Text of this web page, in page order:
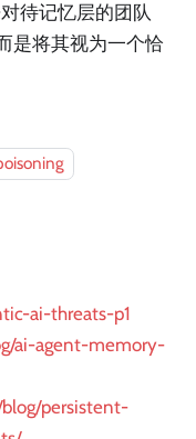
待记忆层的团队
是将其视为一个恰
ai-threats-p1
ai-agent-memory-
persistent-